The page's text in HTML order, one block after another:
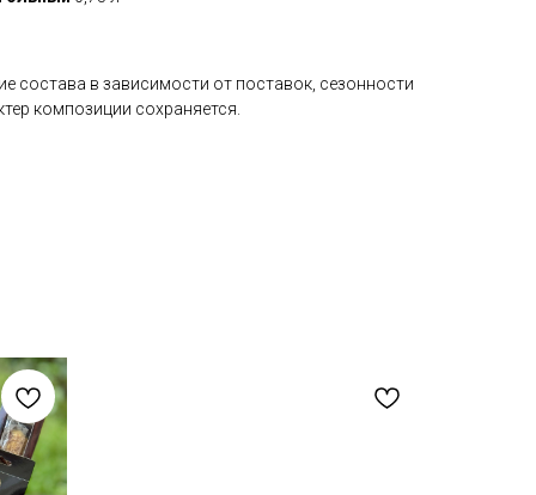
состава в зависимости от поставок, сезонности
композиции сохраняется.